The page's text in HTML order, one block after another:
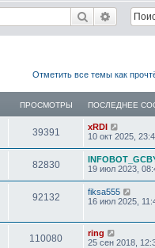
Поиск
Отметить все темы как
ПРОСМОТРЫ ПОСЛЕДНЕЕ
39391
xRDI
10 окт 2025,
82830
19 июл 2023,
92132
fiksa555
16 июл 2025,
110080
ring
25 сен 2018,